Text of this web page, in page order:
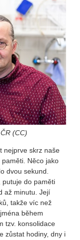
(CC)
nejprve skrz naše
Něco jako
dvou sekund.
putuje do paměti
až minutu. Její
takže víc než
během
tzv. konsolidace
zůstat hodiny, dny i